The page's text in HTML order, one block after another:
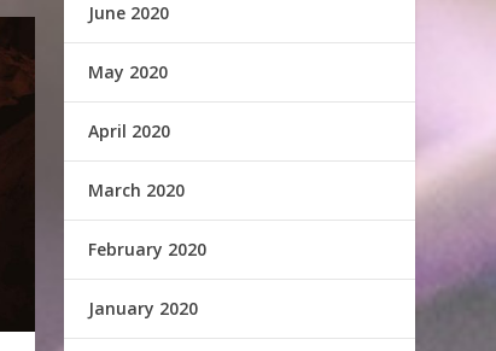
June 2020
May 2020
April 2020
March 2020
February 2020
January 2020